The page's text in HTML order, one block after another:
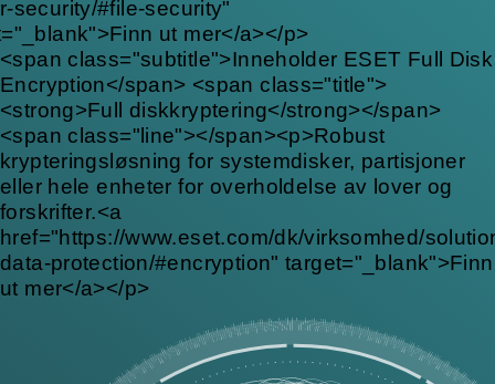
security/#file-security"
ut mer</a></p>
<span class="subtitle">Inneholder ESET Full Disk
Encryption</span> <span class="title">
<strong>Full diskkryptering</strong></span>
<span class="line"></span><p>Robust
krypteringsløsning for systemdisker, partisjoner
eller hele enheter for overholdelse av lover og
forskrifter.<a
href="https://www.eset.com/dk/virksomhed/
data-protection/#encryption" target="_blank">Finn
ut mer</a></p>